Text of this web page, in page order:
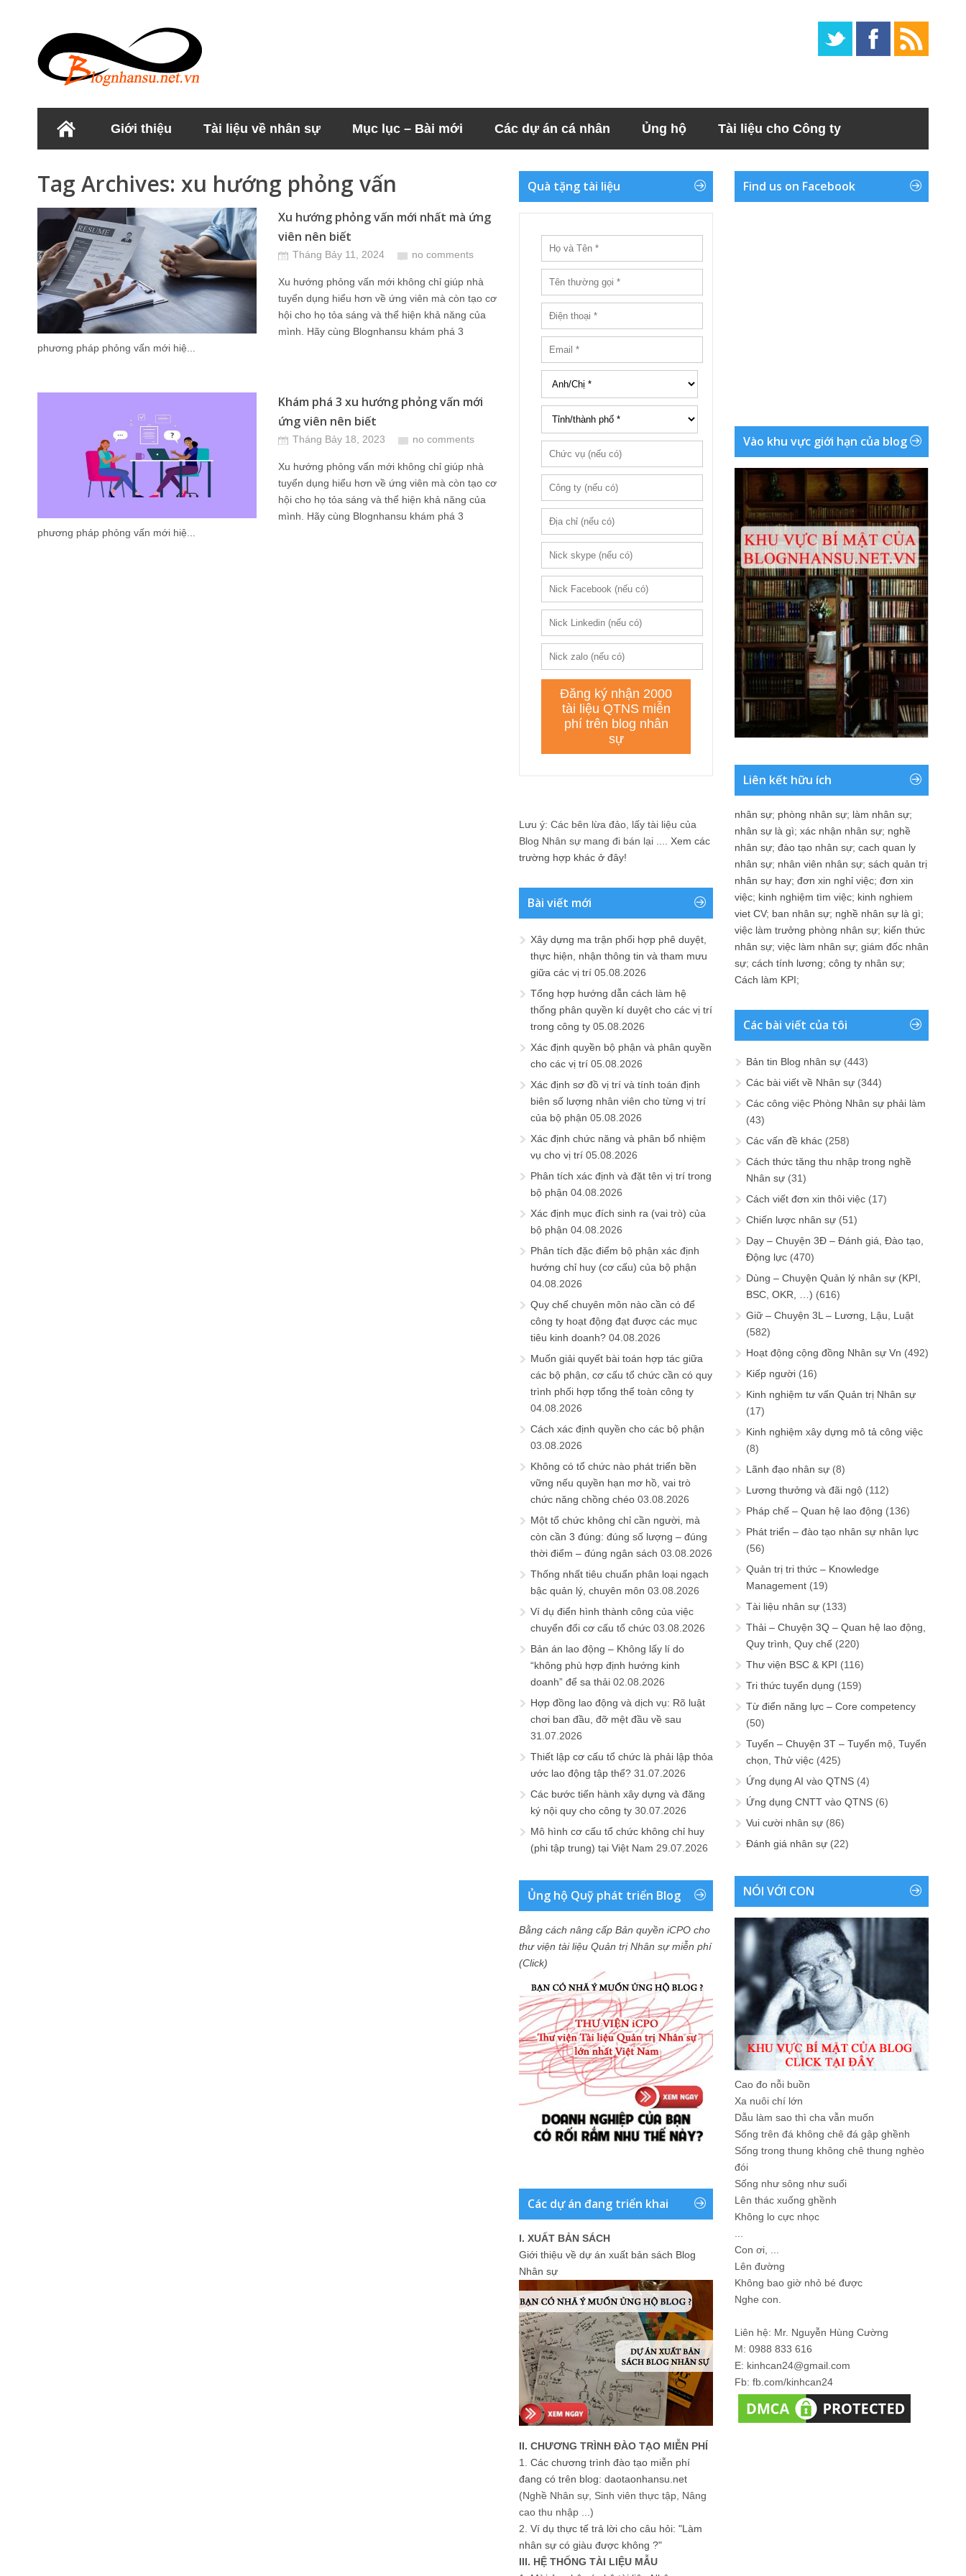
Giới thiệu Tài liệu về nhân sự Mục lục – Bài mới Các dự án cá nhân Ủng hộ Tài liệu cho Công ty
Tag Archives: xu hướng phỏng vấn
Xu hướng phỏng vấn mới nhất mà ứng
viên nên biết
Tháng Bảy 11, 2024 no comments
Xu hướng phỏng vấn mới không chỉ giúp nhà
tuyển dụng hiểu hơn về ứng viên mà còn tạo cơ
hội cho họ tỏa sáng và thể hiện khả năng của
mình. Hãy cùng Blognhansu khám phá 3
phương pháp phỏng vấn mới hiệ...
Khám phá 3 xu hướng phỏng vấn mới
ứng viên nên biết
Tháng Bảy 18, 2023 no comments
Xu hướng phỏng vấn mới không chỉ giúp nhà
tuyển dụng hiểu hơn về ứng viên mà còn tạo cơ
hội cho họ tỏa sáng và thể hiện khả năng của
mình. Hãy cùng Blognhansu khám phá 3
phương pháp phỏng vấn mới hiệ...
Quà tặng tài liệu
Lưu ý: Các bên lừa đảo, lấy tài liệu của
Blog Nhân sự mang đi bán lại .... Xem các
trường hợp khác ở đây!
Bài viết mới
Xây dựng ma trận phối hợp phê duyệt,
thực hiện, nhận thông tin và tham mưu
giữa các vị trí 05.08.2026
Tổng hợp hướng dẫn cách làm hệ
thống phân quyền kí duyệt cho các vị trí
trong công ty 05.08.2026
Xác định quyền bộ phận và phân quyền
cho các vị trí 05.08.2026
Xác định sơ đồ vị trí và tính toán định
biên số lượng nhân viên cho từng vị trí
của bộ phận 05.08.2026
Xác định chức năng và phân bổ nhiệm
vụ cho vị trí 05.08.2026
Phân tích xác định và đặt tên vị trí trong
bộ phận 04.08.2026
Xác định mục đích sinh ra (vai trò) của
bộ phận 04.08.2026
Phân tích đặc điểm bộ phận xác định
hướng chỉ huy (cơ cấu) của bộ phận
04.08.2026
Quy chế chuyên môn nào cần có để
công ty hoạt động đạt được các mục
tiêu kinh doanh? 04.08.2026
Muốn giải quyết bài toán hợp tác giữa
các bộ phận, cơ cấu tổ chức cần có quy
trình phối hợp tổng thể toàn công ty
04.08.2026
Cách xác định quyền cho các bộ phận
03.08.2026
Không có tổ chức nào phát triển bền
vững nếu quyền hạn mơ hồ, vai trò
chức năng chồng chéo 03.08.2026
Một tổ chức không chỉ cần người, mà
còn cần 3 đúng: đúng số lượng – đúng
thời điểm – đúng ngân sách 03.08.2026
Thống nhất tiêu chuẩn phân loại ngạch
bậc quản lý, chuyên môn 03.08.2026
Ví dụ điển hình thành công của việc
chuyển đổi cơ cấu tổ chức 03.08.2026
Bản án lao động – Không lấy lí do
“không phù hợp định hướng kinh
doanh” để sa thải 02.08.2026
Hợp đồng lao động và dịch vụ: Rõ luật
chơi ban đầu, đỡ mệt đầu về sau
31.07.2026
Thiết lập cơ cấu tổ chức là phải lập thỏa
ước lao động tập thể? 31.07.2026
Các bước tiến hành xây dựng và đăng
ký nội quy cho công ty 30.07.2026
Mô hình cơ cấu tổ chức không chỉ huy
(phi tập trung) tại Việt Nam 29.07.2026
Ủng hộ Quỹ phát triển Blog
Bằng cách nâng cấp Bản quyền iCPO cho
thư viện tài liệu Quản trị Nhân sự miễn phí
(Click)
Các dự án đang triển khai
I. XUẤT BẢN SÁCH
Giới thiệu về dự án xuất bản sách Blog
Nhân sự
II. CHƯƠNG TRÌNH ĐÀO TẠO MIỄN PHÍ
1. Các chương trình đào tạo miễn phí
đang có trên blog: daotaonhansu.net
(Nghề Nhân sự, Sinh viên thực tập, Nâng
cao thu nhập ...)
2. Ví dụ thực tế trả lời cho câu hỏi: "Làm
nhân sự có giàu được không ?"
III. HỆ THỐNG TÀI LIỆU MẪU
Find us on Facebook
Vào khu vực giới hạn của blog
Liên kết hữu ích
nhân sự; phòng nhân sự; làm nhân sự;
nhân sự là gì; xác nhận nhân sự; nghề
nhân sự; đào tạo nhân sự; cach quan ly
nhân sự; nhân viên nhân sự; sách quản trị
nhân sự hay; đơn xin nghỉ việc; đơn xin
việc; kinh nghiệm tìm việc; kinh nghiem
viet CV; ban nhân sự; nghề nhân sự là gì;
việc làm trưởng phòng nhân sự; kiến thức
nhân sự; việc làm nhân sự; giám đốc nhân
sự; cách tính lương; công ty nhân sự;
Cách làm KPI;
Các bài viết của tôi
Bản tin Blog nhân sự (443)
Các bài viết về Nhân sự (344)
Các công việc Phòng Nhân sự phải làm
(43)
Các vấn đề khác (258)
Cách thức tăng thu nhập trong nghề
Nhân sự (31)
Cách viết đơn xin thôi việc (17)
Chiến lược nhân sự (51)
Dạy – Chuyện 3Đ – Đánh giá, Đào tạo,
Động lực (470)
Dùng – Chuyện Quản lý nhân sự (KPI,
BSC, OKR, …) (616)
Giữ – Chuyện 3L – Lương, Lậu, Luật
(582)
Hoạt động cộng đồng Nhân sự Vn (492)
Kiếp người (16)
Kinh nghiệm tư vấn Quản trị Nhân sự
(17)
Kinh nghiệm xây dựng mô tả công việc
(8)
Lãnh đạo nhân sự (8)
Lương thưởng và đãi ngộ (112)
Pháp chế – Quan hệ lao động (136)
Phát triển – đào tạo nhân sự nhân lực
(56)
Quản trị tri thức – Knowledge
Management (19)
Tài liệu nhân sự (133)
Thải – Chuyện 3Q – Quan hệ lao động,
Quy trình, Quy chế (220)
Thư viện BSC & KPI (116)
Tri thức tuyển dụng (159)
Từ điển năng lực – Core competency
(50)
Tuyển – Chuyện 3T – Tuyển mộ, Tuyển
chọn, Thử việc (425)
Ứng dụng AI vào QTNS (4)
Ứng dụng CNTT vào QTNS (6)
Vui cười nhân sự (86)
Đánh giá nhân sự (22)
NÓI VỚI CON
Cao đo nỗi buồn
Xa nuôi chí lớn
Dẫu làm sao thì cha vẫn muốn
Sống trên đá không chê đá gập ghềnh
Sống trong thung không chê thung nghèo
đói
Sống như sông như suối
Lên thác xuống ghềnh
Không lo cực nhọc
Con ơi, ...
Lên đường
Không bao giờ nhỏ bé được
Nghe con.
Liên hệ: Mr. Nguyễn Hùng Cường
M: 0988 833 616
E: kinhcan24@gmail.com
Fb: fb.com/kinhcan24